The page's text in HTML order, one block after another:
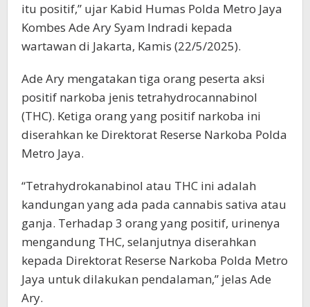
itu positif,” ujar Kabid Humas Polda Metro Jaya
Kombes Ade Ary Syam Indradi kepada
wartawan di Jakarta, Kamis (22/5/2025).
Ade Ary mengatakan tiga orang peserta aksi
positif narkoba jenis tetrahydrocannabinol
(THC). Ketiga orang yang positif narkoba ini
diserahkan ke Direktorat Reserse Narkoba Polda
Metro Jaya.
“Tetrahydrokanabinol atau THC ini adalah
kandungan yang ada pada cannabis sativa atau
ganja. Terhadap 3 orang yang positif, urinenya
mengandung THC, selanjutnya diserahkan
kepada Direktorat Reserse Narkoba Polda Metro
Jaya untuk dilakukan pendalaman,” jelas Ade
Ary.